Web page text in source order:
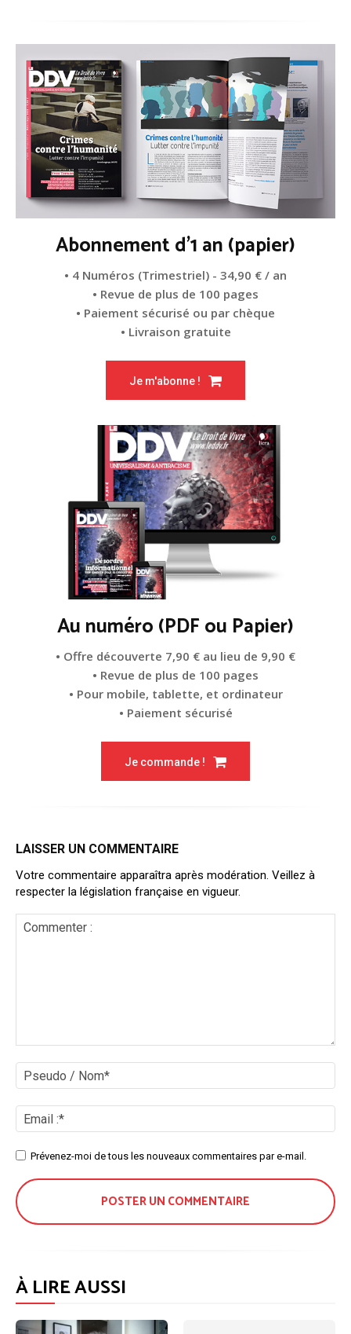
Abonnement d'1 an (papier)
• 4 Numéros (Trimestriel) - 34,90 € / an
• Revue de plus de 100 pages
• Paiement sécurisé ou par chèque
• Livraison gratuite
Je m'abonne !
Au numéro (PDF ou Papier)
• Offre découverte 7,90 € au lieu de 9,90 €
• Revue de plus de 100 pages
• Pour mobile, tablette, et ordinateur
• Paiement sécurisé
Je commande !
LAISSER UN COMMENTAIRE
Votre commentaire apparaîtra après modération. Veillez à
respecter la législation française en vigueur.
/
:*
SitePrévenez-moi de tous les nouveaux commentaires par e-mail.
À LIRE AUSSI